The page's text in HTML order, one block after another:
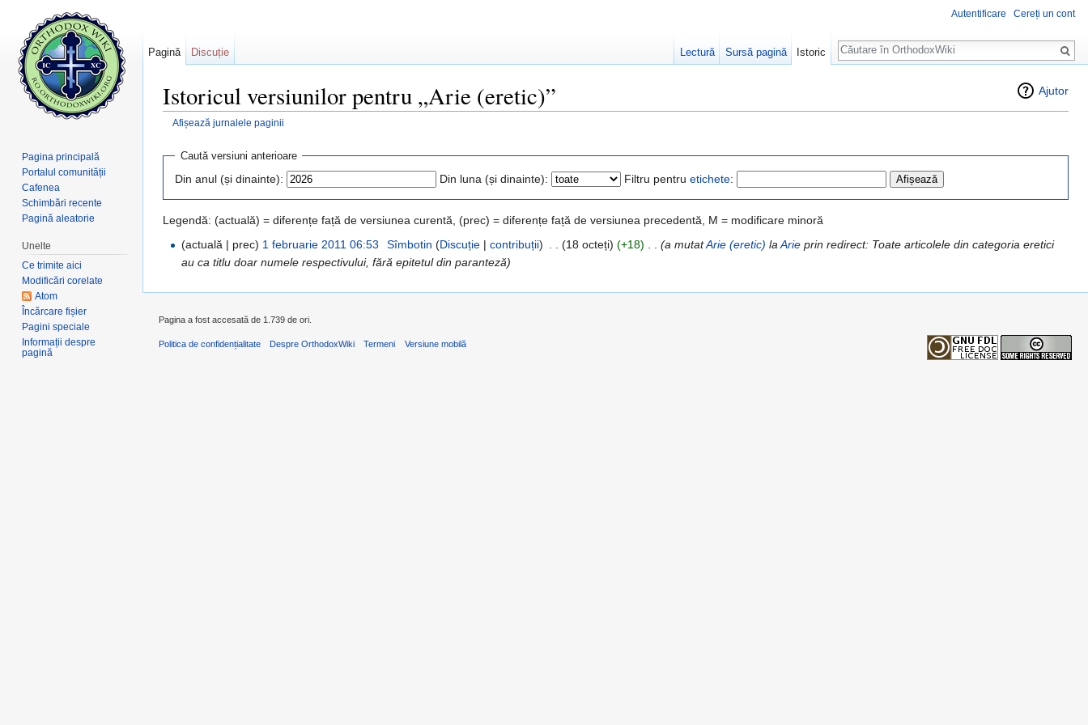
Ajutor
Istoricul versiunilor pentru „Arie (eretic)”
Afișează jurnalele paginii
Caută versiuni anterioare
Din anul (și dinainte): Din luna (și dinainte): Filtru pentru etichete:
Legendă: (actuală) = diferențe față de versiunea curentă, (prec) = diferențe față de versiunea precedentă, M = modificare minoră
(actuală | prec) 1 februarie 2011 06:53 Sîmbotin (Discuție| contribuții) (18 octeți) (+18) (a mutatArie (eretic) la Arieprin redirect: Toate articolele din categoria eretici
au ca titlu doar numele respectivului, fără epitetul din paranteză)
Autentificare Cereți un cont
Pagină Discuție Lectură Sursă pagină Istoric
Căutare
Pagina principală
Portalul comunității
Cafenea
Schimbări recente
Pagină aleatorie
Unelte
Ce trimite aici
Modificări corelate
Atom
Încărcare fișier
Pagini speciale
Informații despre
pagină
Pagina a fost accesată de 1.739 de ori.
Politica de confidențialitate Despre OrthodoxWiki Termeni Versiune mobilă